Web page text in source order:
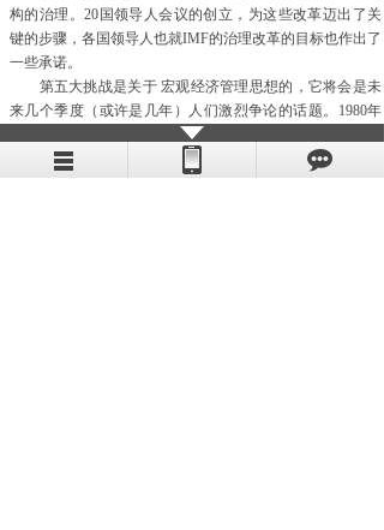
构的治理。20国领导人会议的创立，为这些改革迈出了关
键的步骤，各国领导人也就IMF的治理改革的目标也作出了
一些承诺。
第五大挑战是关于 宏观经济管理思想的，它将会是未
来几个季度（或许是几年）人们激烈争论的话题。1980年
代和1990年号称“大稳健时代”，这是一段高增长低通胀的稳
定增长时光，它的成就可能会让决策者和学者们觉得，流
行已久的以规则为基础的经济思想持久有效。然而，这次